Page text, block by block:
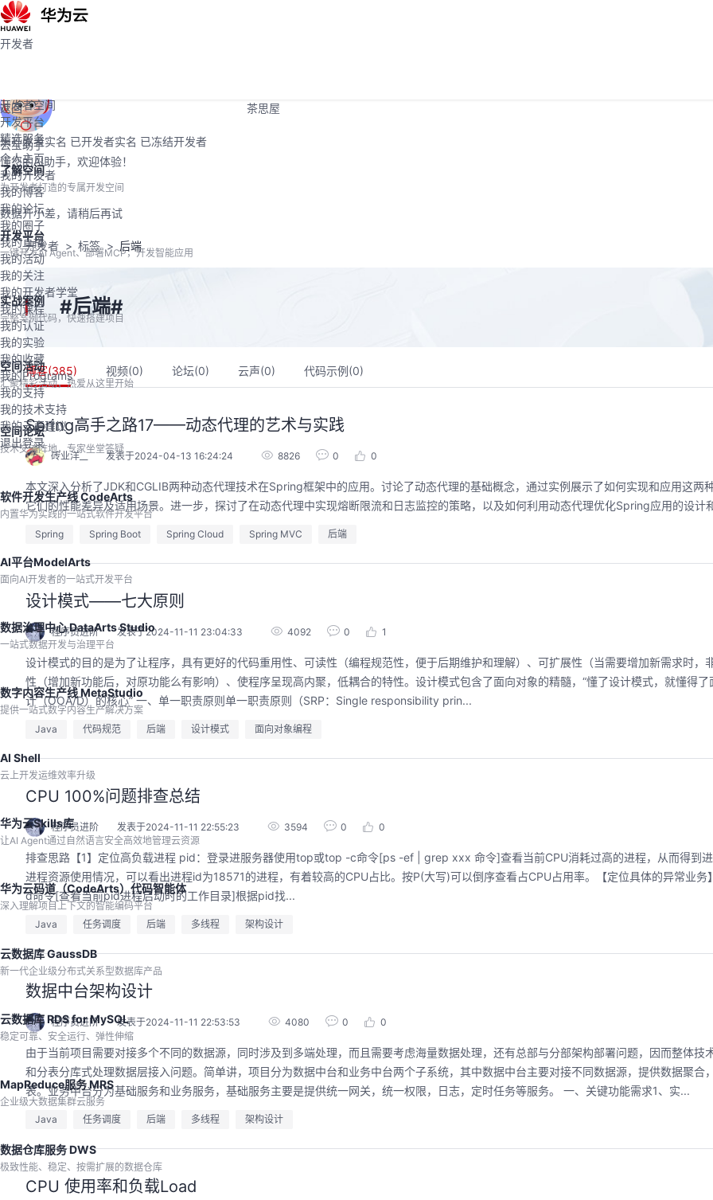
茶思屋
开发者空间
开发平台
精选服务
了解空间
为开发者打造的专属开发空间
开发平台
一键开发AI Agent、部署MCP，开发智能应用
实战案例
完整案例代码，快速搭建项目
空间活动
汇聚精彩活动，热爱从这里开始
空间论坛
技术交流阵地，专家坐堂答疑
软件开发生产线 CodeArts
内置华为实践的一站式软件开发平台
AI平台ModelArts
面向AI开发者的一站式开发平台
数据治理中心 DataArts Studio
一站式数据开发与治理平台
数字内容生产线 MetaStudio
提供一站式数字内容生产解决方案
AI Shell
云上开发运维效率升级
华为云Skills库
让AI Agent通过自然语言安全高效地管理云资源
华为云码道（CodeArts）代码智能体
深入理解项目上下文的智能编码平台
云数据库 GaussDB
新一代企业级分布式关系型数据库产品
云数据库 RDS for MySQL
稳定可靠、安全运行、弹性伸缩
MapReduce服务 MRS
企业级大数据集群云服务
数据仓库服务 DWS
极致性能、稳定、按需扩展的数据仓库
开发者
返回
未开发者实名 已开发者实名 已冻结开发者
个人主页
我的开发者
我的博客
我的论坛
我的圈子
我的直播
我的活动
我的关注
我的开发者学堂
我的课程
我的认证
我的实验
我的收藏
我的Programs
我的支持
我的技术支持
我的云声建议
退出登录
云宝助手
懂您的AI助手，欢迎体验！
数据开小差，请稍后再试
开发者 标签 后端
#后端#
博客(385) 视频(0) 论坛(0) 云声(0) 代码示例(0)
Spring高手之路17——动态代理的艺术与实践
砖业洋__ 发表于2024-04-13 16:24:24 8826 0 0
本文深入分析了JDK和CGLIB两种动态代理技术在Spring框架中的应用。讨论了动态代理的基础概念，通过实例展示了如何实现和应用这两
它们的性能差异及适用场景。进一步，探讨了在动态代理中实现熔断限流和日志监控的策略，以及如何利用动态代理优化Spring应用的设计
Spring Spring Boot Spring Cloud Spring MVC 后端
设计模式——七大原则
程序员进阶 发表于2024-11-11 23:04:33 4092 0 1
设计模式的目的是为了让程序，具有更好的代码重用性、可读性（编程规范性，便于后期维护和理解）、可扩展性（当需要增加新需求时，
性（增加新功能后，对原功能么有影响）、使程序呈现高内聚，低耦合的特性。设计模式包含了面向对象的精髓，“懂了设计模式，就懂得
计（OOA/D）的核心” 一、单一职责原则单一职责原则（SRP：Single responsibility prin...
Java 代码规范 后端 设计模式 面向对象编程
CPU 100%问题排查总结
程序员进阶 发表于2024-11-11 22:55:23 3594 0 0
排查思路【1】定位高负载进程 pid：登录进服务器使用top或top -c命令[ps -ef | grep xxx 命令]查看当前CPU消耗过高的进程，从而得到
进程资源使用情况，可以看出进程id为18571的进程，有着较高的CPU占比。按P(大写)可以倒序查看占CPU占用率。【定位具体的异常业
d命令[查看当前pid进程启动时的工作目录]根据pid找...
Java 任务调度 后端 多线程 架构设计
数据中台架构设计
程序员进阶 发表于2024-11-11 22:53:53 4080 0 0
由于当前项目需要对接多个不同的数据源，同时涉及到多端处理，而且需要考虑海量数据处理，还有总部与分部架构部署问题，因而整体技
和分表分库式处理数据层接入问题。简单讲，项目分为数据中台和业务中台两个子系统，其中数据中台主要对接不同数据源，提供数据聚合
表。业务中台分为基础服务和业务服务，基础服务主要是提供统一网关，统一权限，日志，定时任务等服务。 一、关键功能需求1、实...
Java 任务调度 后端 多线程 架构设计
CPU 使用率和负载Load
2026/08/04 周二 19:00-20:00
从入门 · 到做AI应用 · 到企业级开发。不教编
程，只教用AI · 零代码、有产出、能带走、可炫
耀 · 每课人人动手实操
直播深度解读华为云码道
kill市场安装专家技能，带